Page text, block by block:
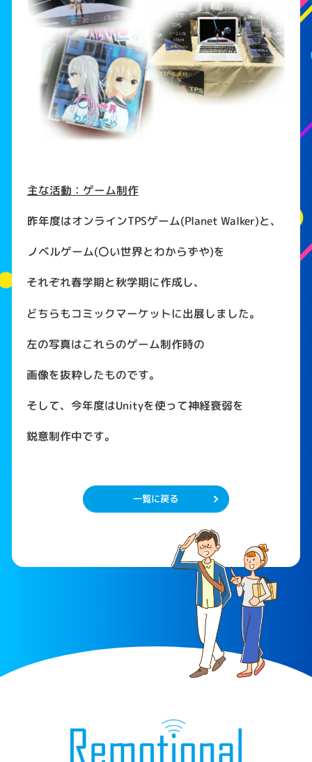
主な活動：ゲーム制作
昨年度はオンラインTPSゲーム(Planet Walker)と、
ノベルゲーム(〇い世界とわからずや)を
それぞれ春学期と秋学期に作成し、
どちらもコミックマーケットに出展しました。
左の写真はこれらのゲーム制作時の
画像を抜粋したものです。
そして、今年度はUnityを使って神経衰弱を
鋭意制作中です。
一覧に戻る